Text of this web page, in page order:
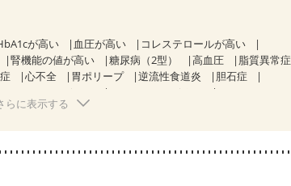
が高い 血圧が高い
コレステロールが高い
腎機能の値が高い 糖尿病（2型） 高血圧
脂質異常症
心不全 胃ポリープ 逆流性食道炎
胆石症
CKD（ステージ１）
CKD（ステージ２）
）
乳がん（放射線治療中）
らに表示する